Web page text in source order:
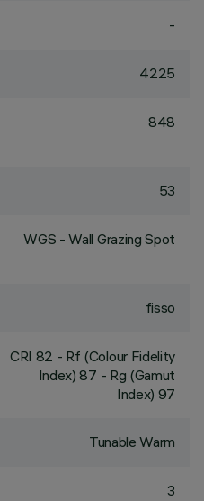
-
4225
848
53
WGS - Wall Grazing Spot
fisso
CRI 82 - Rf (Colour Fidelity
Index) 87 - Rg (Gamut
Index) 97
Tunable Warm
3